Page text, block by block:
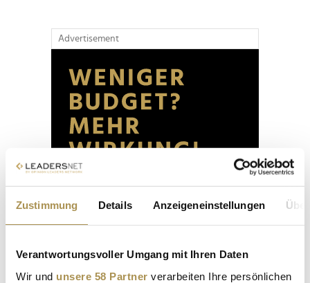
Zustimmung Details Anzeigeneinstellungen
Verantwortungsvoller Umgang mit Ihren Daten
Wir und unsere 58 Partner verarbeiten Ihre persönlichen
Advertisement